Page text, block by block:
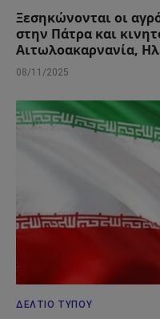
Ξεσηκώνονται οι
στην Πάτρα και
Αιτωλοακαρνανία,
08/11/2025
ΔΕΛΤΊΟ ΤΎΠΟΥ